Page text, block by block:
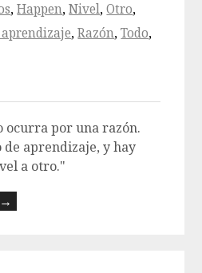
,Happen,Nivel,Otro,
aprendizaje,Razón,Todo,
ocurra por una razón.
de aprendizaje, y hay
a otro."